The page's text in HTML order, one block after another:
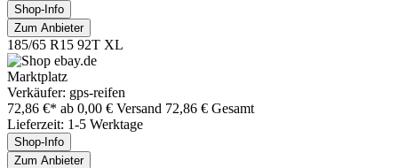
Shop-Info
Zum Anbieter
185/65 R15 92T XL
Marktplatz
Verkäufer: gps-reifen
72,86 €* ab 0,00 € Versand 72,86 € Gesamt
Lieferzeit: 1-5 Werktage
Shop-Info
Zum Anbieter